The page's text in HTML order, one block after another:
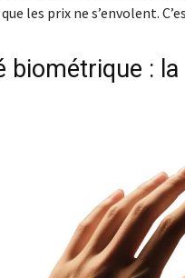
les prix ne s’envolent.
biométrique :